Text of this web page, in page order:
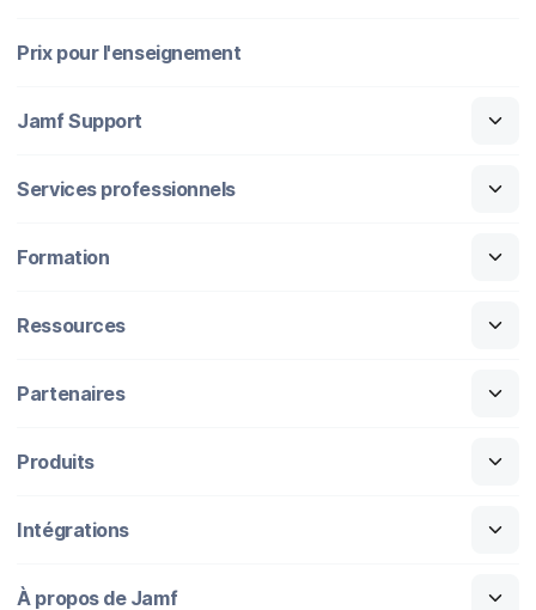
Prix pour l'enseignement
Jamf Support
Services professionnels
Formation
Ressources
Partenaires
Produits
Intégrations
À propos de Jamf